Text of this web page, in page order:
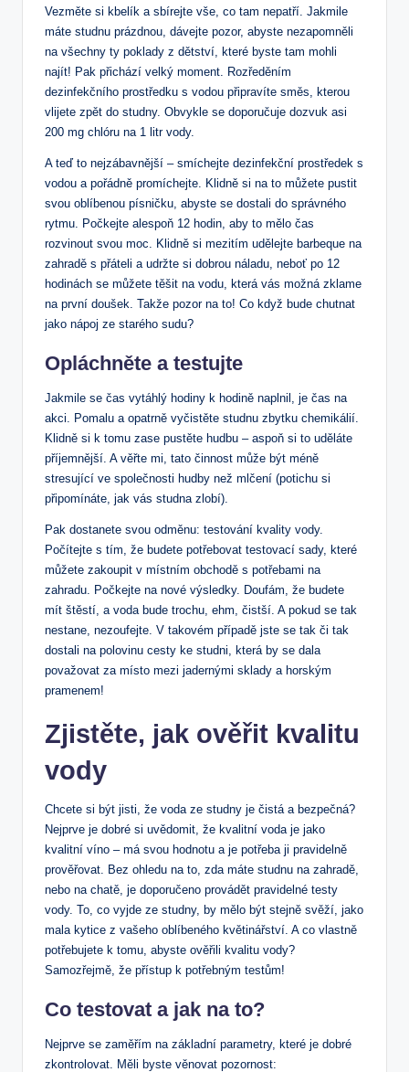
Vezměte si kbelík a sbírejte vše, co tam nepatří. Jakmile
máte studnu prázdnou, dávejte pozor, abyste nezapomněli
na všechny ty poklady z dětství, které byste tam mohli
najít! Pak přichází velký moment. Rozředěním
dezinfekčního prostředku s vodou připravíte směs, kterou
vlijete zpět do studny. Obvykle se doporučuje dozvuk asi
200 mg chlóru na 1 litr vody.
A teď to nejzábavnější – smíchejte dezinfekční prostředek s
vodou a pořádně promíchejte. Klidně si na to můžete pustit
svou oblíbenou písničku, abyste se dostali do správného
rytmu. Počkejte alespoň 12 hodin, aby to mělo čas
rozvinout svou moc. Klidně si mezitím udělejte barbeque na
zahradě s přáteli a udržte si dobrou náladu, neboť po 12
hodinách se můžete těšit na vodu, která vás možná zklame
na první doušek. Takže pozor na to! Co když bude chutnat
jako nápoj ze starého sudu?
Opláchněte a testujte
Jakmile se čas vytáhlý hodiny k hodině naplnil, je čas na
akci. Pomalu a opatrně vyčistěte studnu zbytku chemikálií.
Klidně si k tomu zase pustěte hudbu – aspoň si to uděláte
příjemnější. A věřte mi, tato činnost může být méně
stresující ve společnosti hudby než mlčení (potichu si
připomínáte, jak vás studna zlobí).
Pak dostanete svou odměnu: testování kvality vody.
Počítejte s tím, že budete potřebovat testovací sady, které
můžete zakoupit v místním obchodě s potřebami na
zahradu. Počkejte na nové výsledky. Doufám, že budete
mít štěstí, a voda bude trochu, ehm, čistší. A pokud se tak
nestane, nezoufejte. V takovém případě jste se tak či tak
dostali na polovinu cesty ke studni, která by se dala
považovat za místo mezi jadernými sklady a horským
pramenem!
Zjistěte, jak ověřit kvalitu
vody
Chcete si být jisti, že voda ze studny je čistá a bezpečná?
Nejprve je dobré si uvědomit, že kvalitní voda je jako
kvalitní víno – má svou hodnotu a je potřeba ji pravidelně
prověřovat. Bez ohledu na to, zda máte studnu na zahradě,
nebo na chatě, je doporučeno provádět pravidelné testy
vody. To, co vyjde ze studny, by mělo být stejně svěží, jako
mala kytice z vašeho oblíbeného květinářství. A co vlastně
potřebujete k tomu, abyste ověřili kvalitu vody?
Samozřejmě, že přístup k potřebným testům!
Co testovat a jak na to?
Nejprve se zaměřím na základní parametry, které je dobré
zkontrolovat. Měli byste věnovat pozornost: